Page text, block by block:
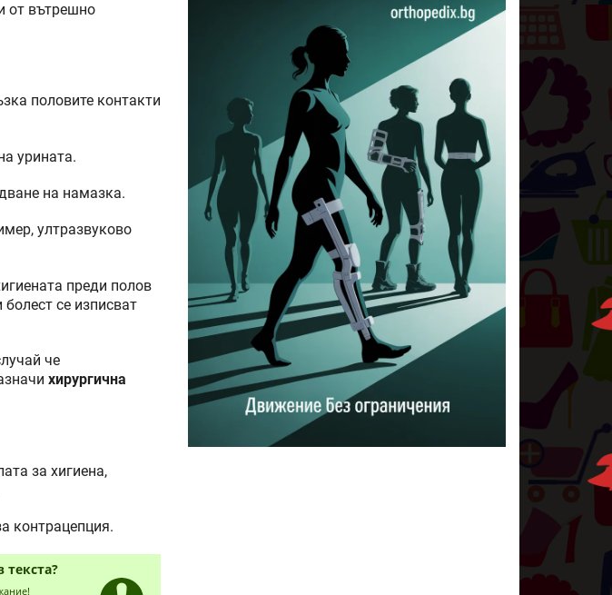
от вътрешно
половите контакти
урината.
на намазка.
ултразвуково
преди полов
болест се изписват
че
хирургична
за хигиена,
контрацепция.